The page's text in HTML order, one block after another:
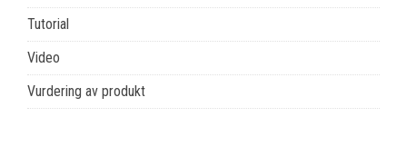
Tutorial
Video
Vurdering av produkt